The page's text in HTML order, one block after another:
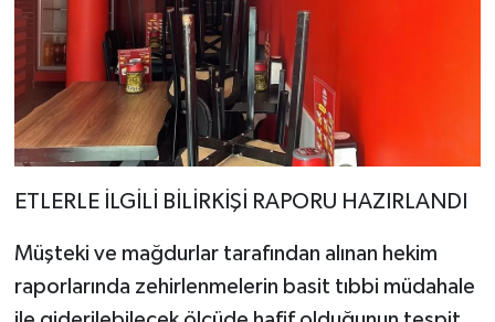
ETLERLE İLGİLİ BİLİRKİŞİ RAPORU HAZIRLANDI
Müşteki ve mağdurlar tarafından alınan hekim
raporlarında zehirlenmelerin basit tıbbi müdahale